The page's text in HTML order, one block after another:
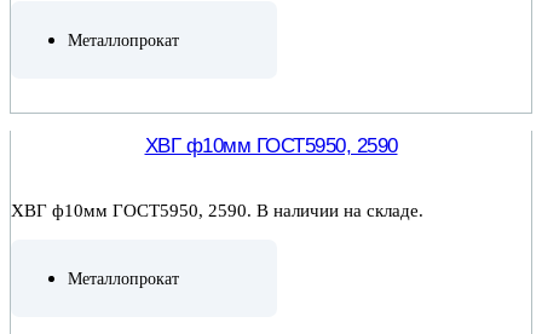
Металлопрокат
ХВГ ф10мм ГОСТ5950, 2590
ХВГ ф10мм ГОСТ5950, 2590. В наличии на складе.
Металлопрокат